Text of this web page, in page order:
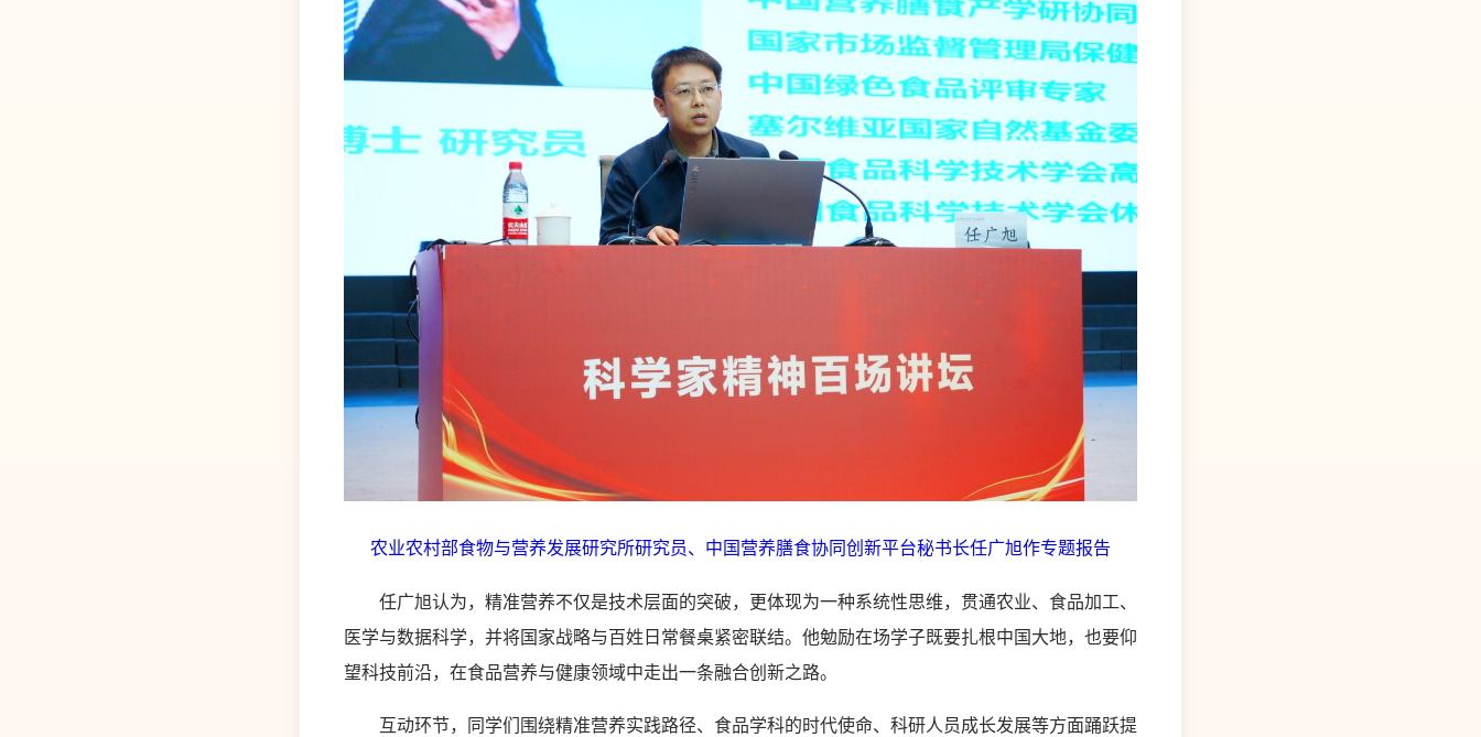
农业农村部食物与营养发展研究所研究员、中国营养膳食协同创新平台秘书长任广旭作专题报告
任广旭认为，精准营养不仅是技术层面的突破，更体现为一种系统性思维，贯通农业、食品加工、
医学与数据科学，并将国家战略与百姓日常餐桌紧密联结。他勉励在场学子既要扎根中国大地，也要仰
望科技前沿，在食品营养与健康领域中走出一条融合创新之路。
互动环节，同学们围绕精准营养实践路径、食品学科的时代使命、科研人员成长发展等方面踊跃提